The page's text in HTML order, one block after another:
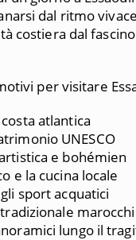
dal ritmo
costiera dal
per visitare
atlantica
UNESCO
e bohémien
e la cucina locale
sport acquatici
tradizionale
lungo il